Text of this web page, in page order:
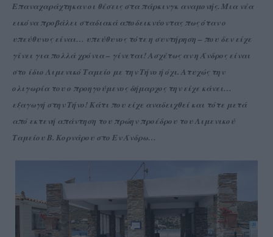
Επαναχαράχτηκαν οι θέσεις στα πάρκινγκ αναμονής. Μια νέα
εικόνα προβάλει σταδιακά αποδεικνύοντας πως όταν ο
υπεύθυνος είναι… υπεύθυνος τότε η συντήρηση – που δεν είχε
γίνει για πολλά χρόνια – γίνεται! Ασχέτως αν η Άνδρος είναι
στο ίδιο Λιμενικό Ταμείο με την Τήνο ή όχι. Ατυχώς την
ολιγωρία του ο προηγούμενος δήμαρχος την είχε κάνει…
εξαγωγή στην Τήνο! Κάτι που είχε αναδειχθεί και τότε μετά
από εκτενή απάντηση του πρώην προέδρου του Λιμενικού
Ταμείου Β. Κορνάρου στο Εν Άνδρω…